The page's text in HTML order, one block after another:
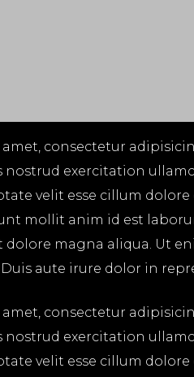
consectetur
nostrud exercitation
velit esse cillum
mollit anim id est
magna aliqua. Ut
aute irure dolor in
consectetur
nostrud exercitation
velit esse cillum